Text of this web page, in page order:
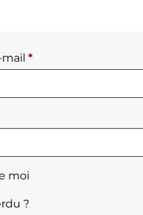
*Obligatoire
moi
?